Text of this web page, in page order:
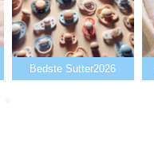
Bedste Sutter2026